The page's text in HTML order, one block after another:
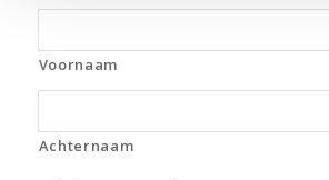
Voornaam
Achternaam